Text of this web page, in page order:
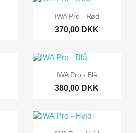
IWA Pro - Rød
370,00 DKK
IWA Pro - Blå
380,00 DKK